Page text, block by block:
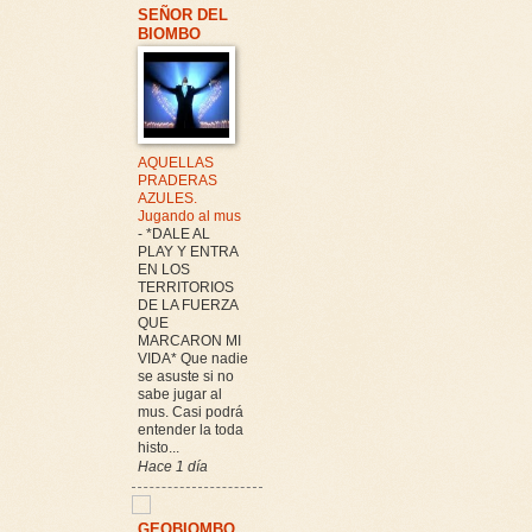
SEÑOR DEL
BIOMBO
AQUELLAS
PRADERAS
AZULES.
Jugando al mus
- *DALE AL
PLAY Y ENTRA
EN LOS
TERRITORIOS
DE LA FUERZA
QUE
MARCARON MI
VIDA* Que nadie
se asuste si no
sabe jugar al
mus. Casi podrá
entender la toda
histo...
Hace 1 día